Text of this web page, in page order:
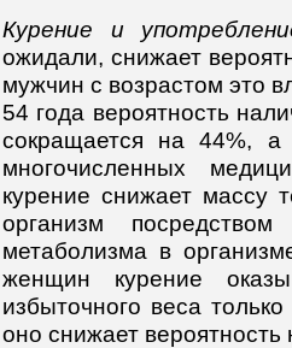
Курение и
ожидали, снижает
мужчин с возрастом это
54 года вероятность
сокращается на 44%,
многочисленных
курение снижает массу
организм
метаболизма в
женщин курение
избыточного веса
оно снижает